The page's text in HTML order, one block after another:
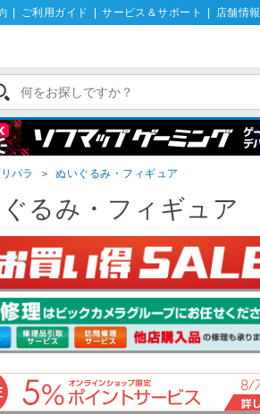
ご利用ガイド サービス＆サポート 店舗情報
パラ ＞ ぬいぐるみ・フィギュア
るみ・フィギュア